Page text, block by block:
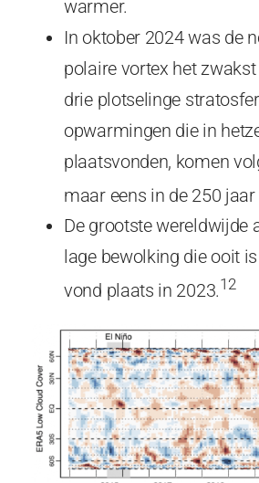
warmer.
In oktober 2024 was de
polaire vortex het
drie plotselinge
opwarmingen die in
plaatsvonden, komen
maar eens in de 250 jaar
De grootste wereldwijde
lage bewolking die ooit
vond plaats in 2023.12